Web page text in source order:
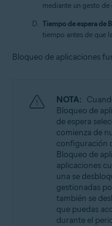
mediante un gesto
Tiempo de espera de
tiempo antes de que
Bloqueo de aplicaciones
NOTA:
Bloqueo de
de espera
comienza de
configuración
Bloqueo de
aplicaciones
una se
gestionadas
también se
que puedas
durante el